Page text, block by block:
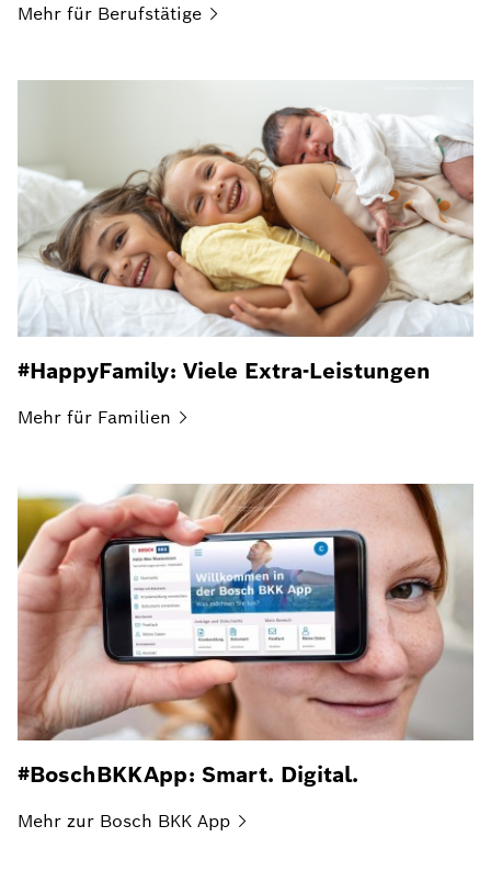
Mehr für Berufstätige
#HappyFamily: Viele Extra-Leistungen
Mehr für Familien
#BoschBKKApp: Smart. Digital.
Mehr zur Bosch BKK App